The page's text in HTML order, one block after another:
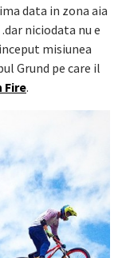
data in zona aia
niciodata nu e
misiunea
Grund pe care il
Fire.